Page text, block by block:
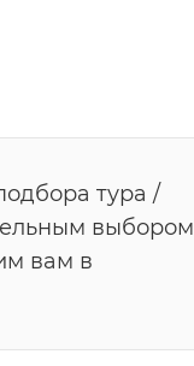
тура /
выбором
вам в